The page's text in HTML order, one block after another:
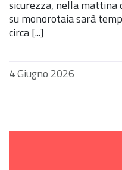
sicurezza, nella mattina
su monorotaia sarà
circa [...]
4 Giugno 2026